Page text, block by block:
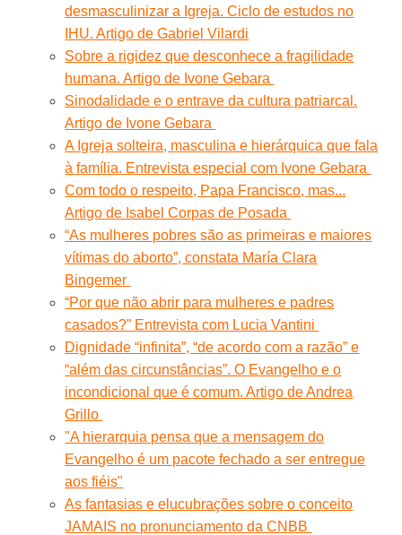
desmasculinizar a Igreja. Ciclo de estudos no
IHU. Artigo de Gabriel Vilardi
Sobre a rigidez que desconhece a fragilidade
humana. Artigo de Ivone Gebara
Sinodalidade e o entrave da cultura patriarcal.
Artigo de Ivone Gebara
A Igreja solteira, masculina e hierárquica que fala
à família. Entrevista especial com Ivone Gebara
Com todo o respeito, Papa Francisco, mas...
Artigo de Isabel Corpas de Posada
“As mulheres pobres são as primeiras e maiores
vítimas do aborto”, constata María Clara
Bingemer
“Por que não abrir para mulheres e padres
casados?” Entrevista com Lucia Vantini
Dignidade “infinita”, “de acordo com a razão” e
“além das circunstâncias”. O Evangelho e o
incondicional que é comum. Artigo de Andrea
Grillo
"A hierarquia pensa que a mensagem do
Evangelho é um pacote fechado a ser entregue
aos fiéis"
As fantasias e elucubrações sobre o conceito
JAMAIS no pronunciamento da CNBB